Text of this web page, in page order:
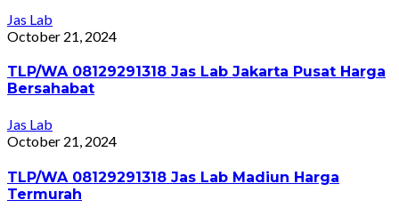
Jas Lab
October 21, 2024
TLP/WA 08129291318 Jas Lab Jakarta Pusat Harga
Bersahabat
Jas Lab
October 21, 2024
TLP/WA 08129291318 Jas Lab Madiun Harga
Termurah